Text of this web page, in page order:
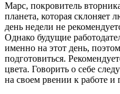
Марс, покровитель
планета, которая склоняет
день недели не
Однако будущие
именно на этот день,
подготовиться.
цвета. Говорить о себе
на своем рвении к работе и